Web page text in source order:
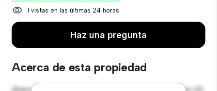
1 vistas en las últimas 24 horas
Haz una pregunta
Acerca de esta propiedad